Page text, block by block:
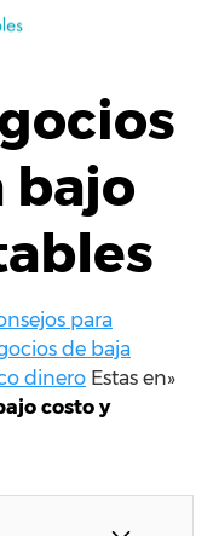
bajo
para
de baja
dinero Estas en»
costo y